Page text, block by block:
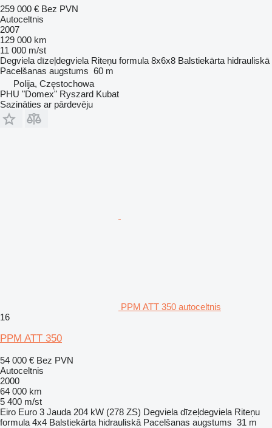
259 000 € Bez PVN
Autoceltnis
2007
129 000 km
11 000 m/st
Degviela dīzeļdegviela Riteņu formula 8x6x8 Balstiekārta hidrauliskā
Pacelšanas augstums 60 m
Polija, Częstochowa
PHU "Domex" Ryszard Kubat
Sazināties ar pārdevēju
PPM ATT 350 autoceltnis
16
PPM ATT 350
54 000 € Bez PVN
Autoceltnis
2000
64 000 km
5 400 m/st
Eiro Euro 3 Jauda 204 kW (278 ZS) Degviela dīzeļdegviela Riteņu
formula 4x4 Balstiekārta hidrauliskā Pacelšanas augstums 31 m